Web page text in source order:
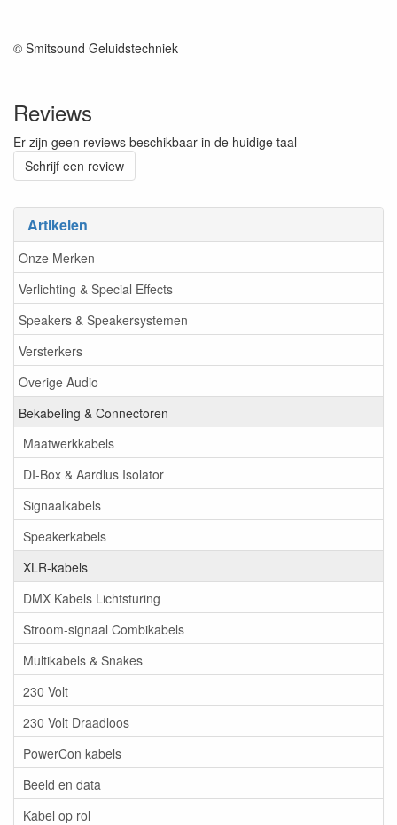
Artikelen
Onze Merken
Verlichting & Special Effects
Speakers & Speakersystemen
Versterkers
Overige Audio
Bekabeling & Connectoren
Maatwerkkabels
DI-Box & Aardlus Isolator
Signaalkabels
Speakerkabels
XLR-kabels
DMX Kabels Lichtsturing
Stroom-signaal Combikabels
Multikabels & Snakes
230 Volt
230 Volt Draadloos
PowerCon kabels
Beeld en data
Kabel op rol
© Smitsound Geluidstechniek
Reviews
Er zijn geen reviews beschikbaar in de huidige taal
Schrijf een review